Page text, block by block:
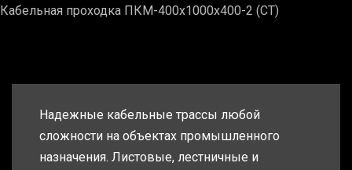
Кабельная проходка ПКМ-400х1000х400-2 (СТ)
Надежные кабельные трассы любой
сложности на объектах промышленного
назначения. Листовые, лестничные и